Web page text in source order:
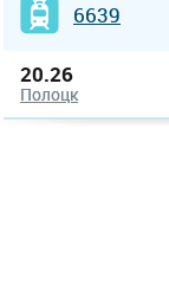
6639
20.26
Полоцк